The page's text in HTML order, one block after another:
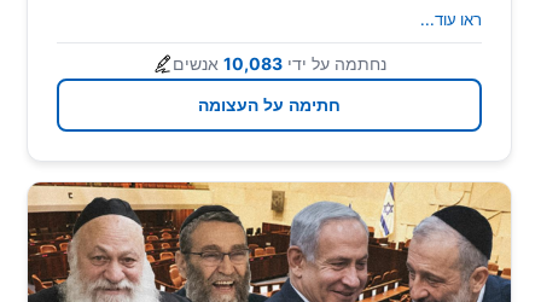
ראו עוד...
נחתמה על ידי 10,083 אנשים
חתימה על העצומה